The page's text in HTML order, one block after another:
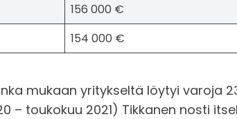
156 000 €
154 000 €
mukaan yritykseltä löytyi varoja
– toukokuu 2021) Tikkanen nosti